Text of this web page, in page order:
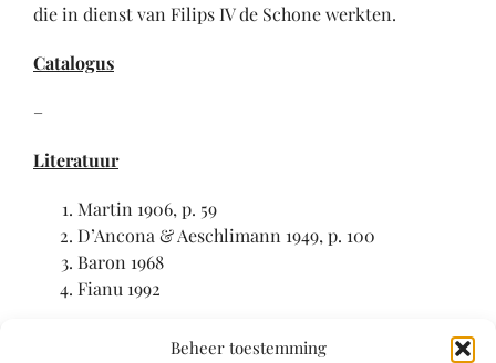
Beheer toestemming
die in dienst van Filips IV de Schone werkten.
Catalogus
–
Literatuur
Martin 1906, p. 59
D’Ancona & Aeschlimann 1949, p. 100
Baron 1968
Fianu 1992